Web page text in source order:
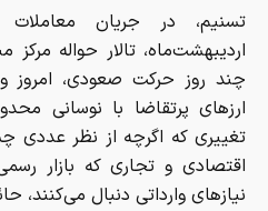
اردیبهشت‌ماه، تالار حواله
چند روز حرکت صعودی، امروز
ارزهای پرتقاضا با نوسانی
تغییری که اگرچه از نظر عددی
اقتصادی و تجاری که بازار
نیازهای وارداتی دنبال می‌کنند،